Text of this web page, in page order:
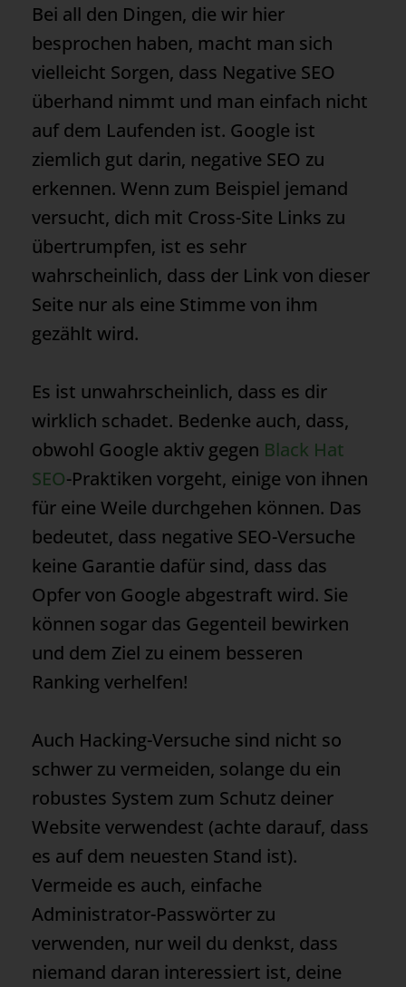
Bei all den Dingen, die wir hier
besprochen haben, macht man sich
vielleicht Sorgen, dass Negative SEO
überhand nimmt und man einfach nicht
auf dem Laufenden ist. Google ist
ziemlich gut darin, negative SEO zu
erkennen. Wenn zum Beispiel jemand
versucht, dich mit Cross-Site Links zu
übertrumpfen, ist es sehr
wahrscheinlich, dass der Link von dieser
Seite nur als eine Stimme von ihm
gezählt wird.
Es ist unwahrscheinlich, dass es dir
wirklich schadet. Bedenke auch, dass,
obwohl Google aktiv gegen Black Hat
SEO-Praktiken vorgeht, einige von ihnen
für eine Weile durchgehen können. Das
bedeutet, dass negative SEO-Versuche
keine Garantie dafür sind, dass das
Opfer von Google abgestraft wird. Sie
können sogar das Gegenteil bewirken
und dem Ziel zu einem besseren
Rankingverhelfen!
Auch Hacking-Versuche sind nicht so
schwer zu vermeiden, solange du ein
robustes System zum Schutz deiner
Website verwendest (achte darauf, dass
es auf dem neuesten Stand ist).
Vermeide es auch, einfache
Administrator-Passwörter zu
verwenden, nur weil du denkst, dass
niemand daran interessiert ist, deine